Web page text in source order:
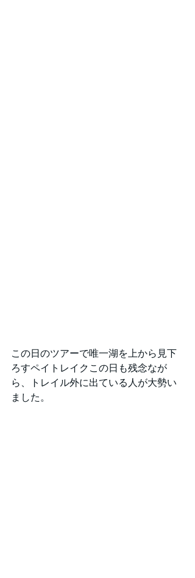
この日のツアーで唯一湖を上から見下
ろすペイトレイクこの日も残念なが
ら、トレイル外に出ている人が大勢い
ました。